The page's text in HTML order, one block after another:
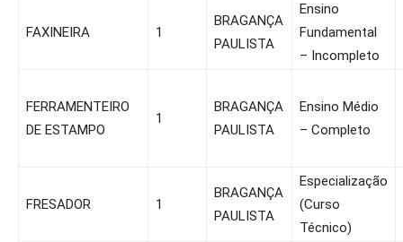
FAXINEIRA 1
BRAGANÇA
PAULISTA
Ensino
Fundamental
– Incompleto
FERRAMENTEIRO
DE ESTAMPO
1
BRAGANÇA
PAULISTA
Ensino Médio
– Completo
FRESADOR 1
BRAGANÇA
PAULISTA
Especialização
(Curso
Técnico)